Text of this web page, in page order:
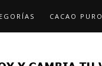
CACAO PURO